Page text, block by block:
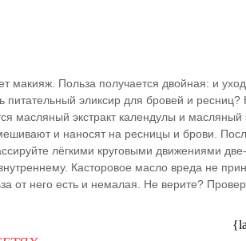
макияж. Польза получается двойная: и
питательный эликсир для бровей и ресниц?
масляный экстракт календулы и масляный
и наносят на ресницы и брови.
лёгкими круговыми движениями
Касторовое масло вреда не
от него есть и немалая. Не верите?